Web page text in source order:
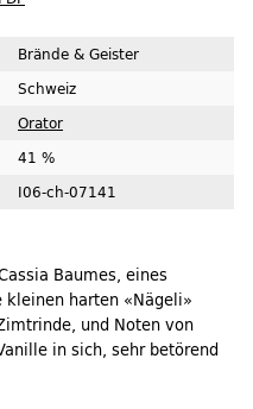
Brände & Geister
Schweiz
Orator
41 %
I06-ch-07141
Baumes, eines
harten «Nägeli»
und Noten von
in sich, sehr betörend